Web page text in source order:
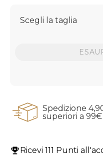
Scegli la taglia
Spedizione
superiori a 99€
Ricevi 111 Punti